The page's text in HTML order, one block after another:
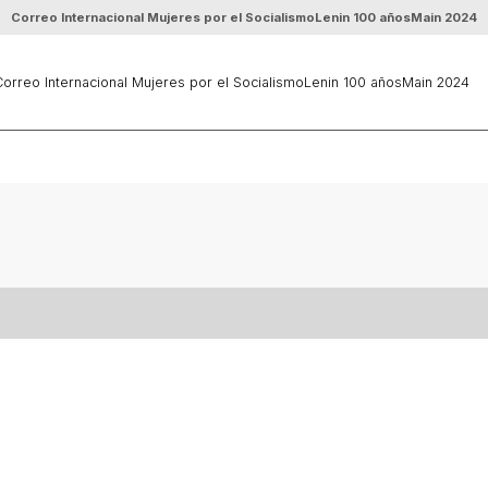
Correo Internacional Mujeres por el SocialismoLenin 100 añosMain 2024
Internacional Mujeres por el SocialismoLenin 100 añosMain 2024